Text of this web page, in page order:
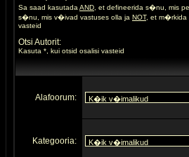
Sa saad kasutada AND , et defineerida s�nu, mis
s�nu, mis v�ivad vastuses olla ja NOT, et m�rkida
vasteid
Otsi Autorit:
Kasuta *, kui otsid osalisi vasteid
Alafoorum:
Kategooria: